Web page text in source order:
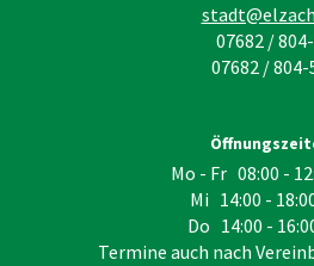
07682 /
07682 / 804-
Mo - Fr 08:00 -
Mi 14:00 -
Do 14:00 -
Termine auch nach